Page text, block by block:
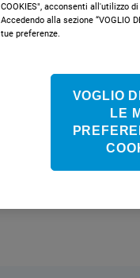
COOKIES", acconsenti all'utilizzo
Accedendo alla sezione “VOGLIO
tue preferenze.
VOGLIO
LE